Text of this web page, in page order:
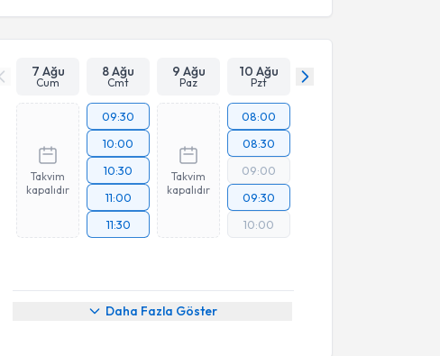
7 Ağu
Cum
8 Ağu
Cmt
9 Ağu
Paz
10 Ağu
Pzt
Takvim
kapalıdır
09:30
10:00
10:30
11:00
11:30
Takvim
kapalıdır
08:00
08:30
09:00
09:30
10:00
Daha Fazla Göster